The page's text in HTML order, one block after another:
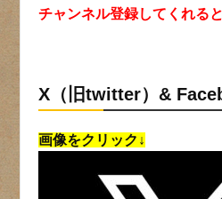
チャンネル登録してくれる
X（旧twitter）&
画像をクリック↓